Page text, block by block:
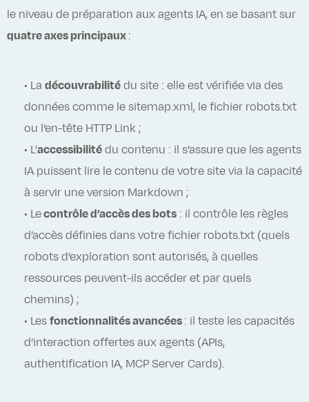
le niveau de préparation aux agents IA, en se basant sur
quatre axes principaux :
• La découvrabilité du site : elle est vérifiée via des
données comme le sitemap.xml, le fichier robots.txt
ou l’en-tête HTTP Link ;
• L’accessibilité du contenu : il s’assure que les agents
IA puissent lire le contenu de votre site via la capacité
à servir une version Markdown ;
• Lecontrôle d’accès des bots : il contrôle les règles
d’accès définies dans votre fichier robots.txt (quels
robots d’exploration sont autorisés, à quelles
ressources peuvent-ils accéder et par quels
chemins) ;
• Les fonctionnalités avancées : il teste les capacités
d’interaction offertes aux agents (APIs,
authentification IA, MCP Server Cards).